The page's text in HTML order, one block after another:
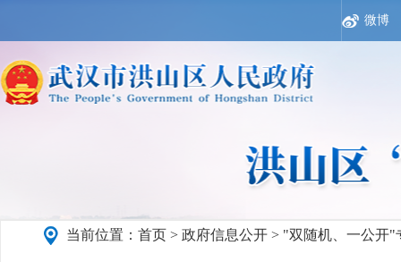
微博
当前位置： 首页 > 政府信息公开 > "双随机、一公开"